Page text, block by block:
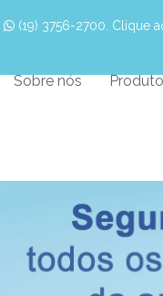
(19) 3756-2700. Clique
Sobre nós